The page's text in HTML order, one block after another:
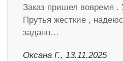
Заказ пришел вовремя .
Прутья жесткие ,
заданн…
Оксана Г., 13.11.2025